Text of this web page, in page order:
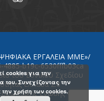
ΕΡΓΑΛΕΙΑ ΜΜΕ»/
4885-b19c-6530fffb03ca
του Εθνικού Σχεδίου
Ελλάδα 2.0
Ένωσης -
cookies για την
του. Συνεχίζοντας την
χρήση των cookies.